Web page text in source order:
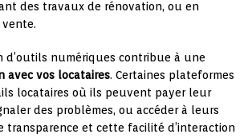
des travaux de rénovation, ou en
d’outils numériques contribue à une
avec vos locataires. Certaines plateformes
locataires où ils peuvent payer leur
des problèmes, ou accéder à leurs
transparence et cette facilité d’interaction